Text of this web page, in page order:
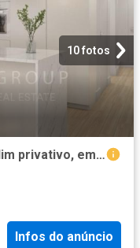
10 fotos
Apartamento T2 duplex com jardim privativo, em Lisboa 0m² Santa Maria Maior
Infos do anúncio